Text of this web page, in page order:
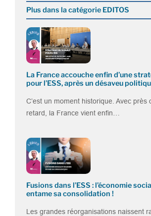
Plus dans la catégorie EDITOS
La France accouche enfin d’une
pour l’ESS, après un désaveu
C’est un moment historique. Avec près
retard, la France vient enfin…
Fusions dans l’ESS : l’économie
entame sa consolidation !
Les grandes réorganisations naissent